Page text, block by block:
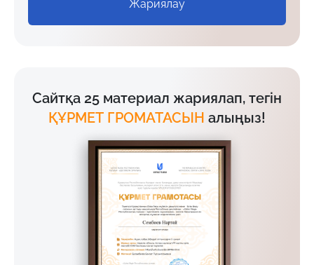
Жариялау
Сайтқа 25 материал жариялап, тегін
ҚҰРМЕТ ГРОМАТАСЫН алыңыз!